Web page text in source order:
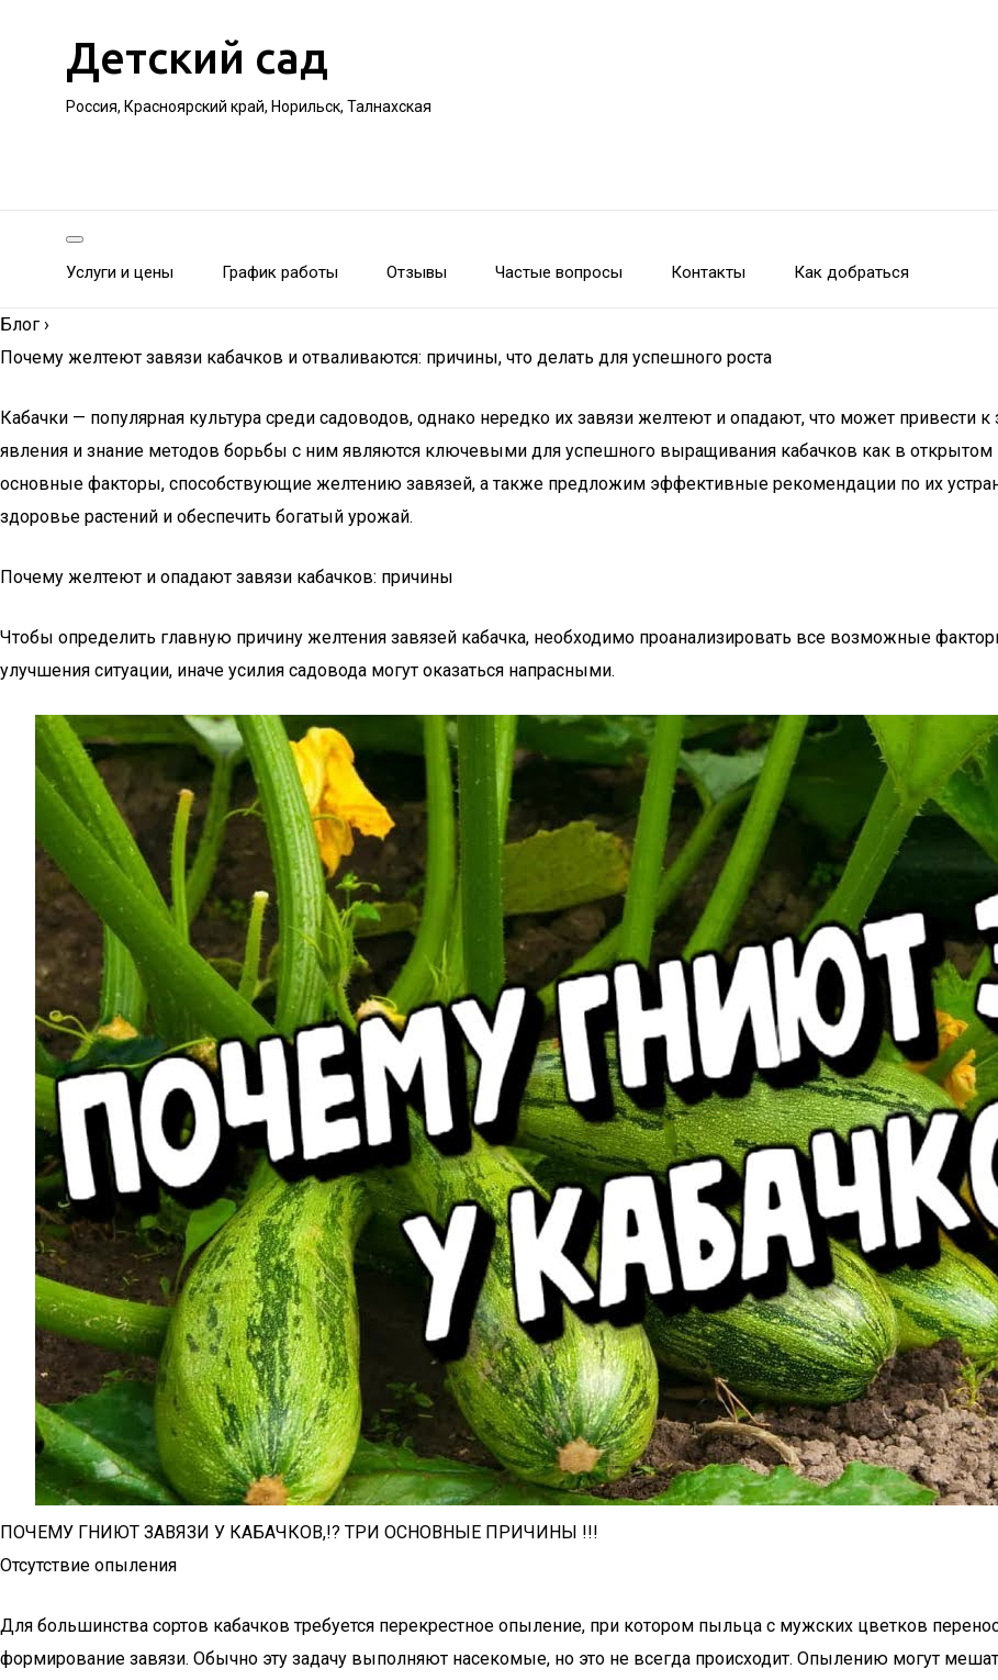
Детский сад
Россия, Красноярский край, Норильск, Талнахская
Услуги и цены График работы Отзывы Частые вопросы Контакты Как добраться
Блог ›
Почему желтеют завязи кабачков и отваливаются: причины, что делать для успешного роста
Кабачки — популярная культура среди садоводов, однако нередко их завязи желтеют и опадают, что может привести
явления и знание методов борьбы с ним являются ключевыми для успешного выращивания кабачков как в открытом
основные факторы, способствующие желтению завязей, а также предложим эффективные рекомендации по их
здоровье растений и обеспечить богатый урожай.
Почему желтеют и опадают завязи кабачков: причины
Чтобы определить главную причину желтения завязей кабачка, необходимо проанализировать все возможные
улучшения ситуации, иначе усилия садовода могут оказаться напрасными.
ПОЧЕМУ ГНИЮТ ЗАВЯЗИ У КАБАЧКОВ,!? ТРИ ОСНОВНЫЕ ПРИЧИНЫ !!!
Отсутствие опыления
Для большинства сортов кабачков требуется перекрестное опыление, при котором пыльца с мужских цветков
формирование завязи. Обычно эту задачу выполняют насекомые, но это не всегда происходит. Опылению могут